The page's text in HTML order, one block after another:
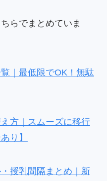
らでまとめていま
｜最低限でOK！無駄
方｜スムーズに移行
り】
授乳間隔まとめ｜新